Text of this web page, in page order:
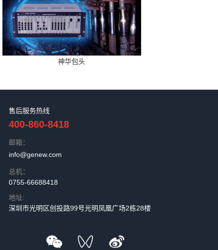
神华包头
售后服务热线
400-860-8418
邮箱：
info@genew.com
总机：
0755-66688418
地址:
深圳市光明区创投路99号光明凤凰广场2栋28楼